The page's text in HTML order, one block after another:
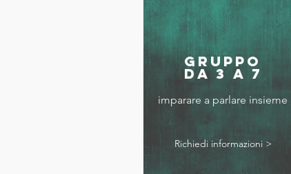
imparare a parlare insieme
Richiedi informazioni >
Gruppo
da 3 a 7